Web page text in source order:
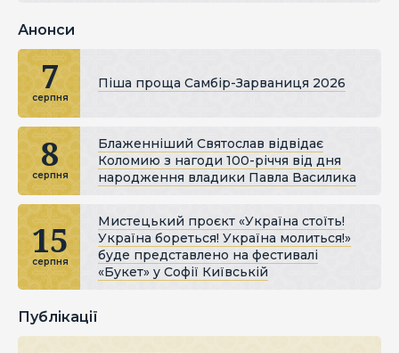
Анонси
7
серпня
Піша проща Самбір-Зарваниця 2026
8
серпня
Блаженніший Святослав відвідає
Коломию з нагоди 100-річчя від дня
народження владики Павла Василика
15
серпня
Мистецький проєкт «Україна стоїть!
Україна бореться! Україна молиться!»
буде представлено на фестивалі
«Букет» у Софії Київській
Публікації